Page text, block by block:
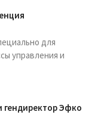
для
управления и
гендиректор Эфко